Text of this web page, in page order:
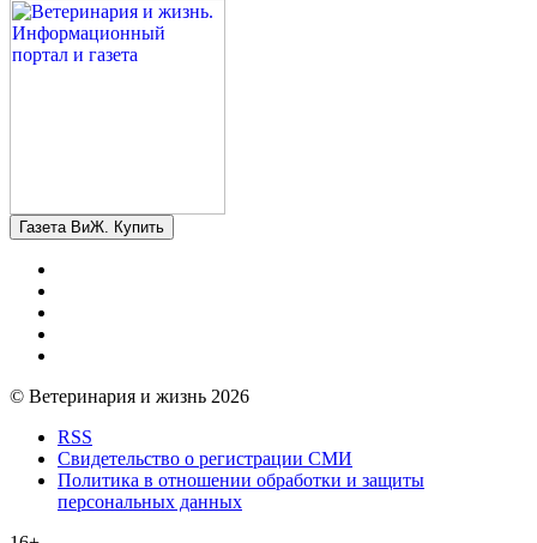
Газета ВиЖ. Купить
© Ветеринария и жизнь 2026
RSS
Свидетельство о регистрации СМИ
Политика в отношении обработки и защиты
персональных данных